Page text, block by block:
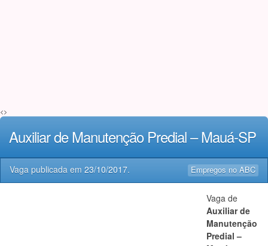
<>
Auxiliar de Manutenção Predial – Mauá-SP
Empregos no ABC
Vaga publicada em 23/10/2017.
Vaga de
Auxiliar de
Manutenção
Predial –